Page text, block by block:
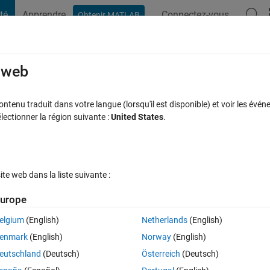
Apprendre Obtenir MATLAB Connectez-vous
checksum.
Afficher commentaires
Ouvrir dans MATLAB Online
is necessary create 2 checksum bytes after all commands.
traduit dans votre langue (lorsqu'il est disponible) et voir les
la région suivante :United States.
web dans la liste suivante :
(English)
(English)
(Deutsch)
Netherlands(English)
Norway(English)
Österreich (Deutsch)